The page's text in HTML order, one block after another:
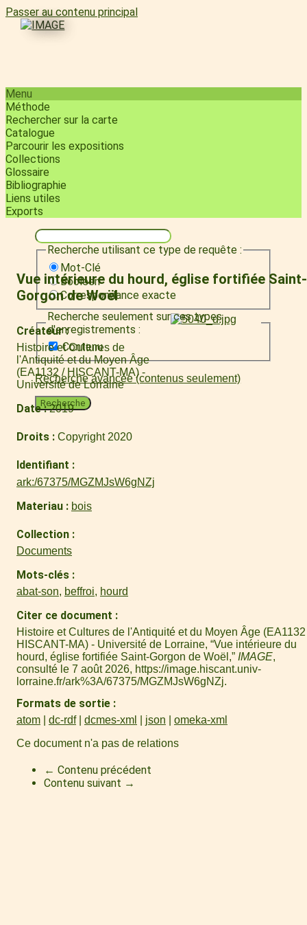
Passer au contenu principal
Menu
Méthode
Rechercher sur la carte
Catalogue
Parcourir les expositions
Collections
Glossaire
Bibliographie
Liens utiles
Exports
Recherche utilisant ce type de requête :
Mot-Clé
Booléen
Correspondance exacte
Recherche seulement sur ces types
d'enregistrements :
Contenu
Recherche avancée (contenus seulement)
Recherche
Vue intérieure du hourd, église fortifiée Saint-
Gorgon de Woël
Créateur
Histoire et Cultures de
l'Antiquité et du Moyen Âge
(EA1132 / HISCANT-MA) -
Université de Lorraine
Date 2019
Droits Copyright 2020
Identifiant
ark:/67375/MGZMJsW6gNZj
Materiau bois
Collection
Documents
Mots-clés
abat-son, beffroi, hourd
Citer ce document
Histoire et Cultures de l'Antiquité et du Moyen Âge (EA1132
HISCANT-MA) - Université de Lorraine, “Vue intérieure du
hourd, église fortifiée Saint-Gorgon de Woël,” IMAGE,
consulté le 7 août 2026, https://image.hiscant.univ-
lorraine.fr/ark%3A/67375/MGZMJsW6gNZj.
Formats de sortie
atom dc-rdf dcmes-xml json
omeka-xml
Ce document n'a pas de relations
← Contenu précédent
Contenu suivant →